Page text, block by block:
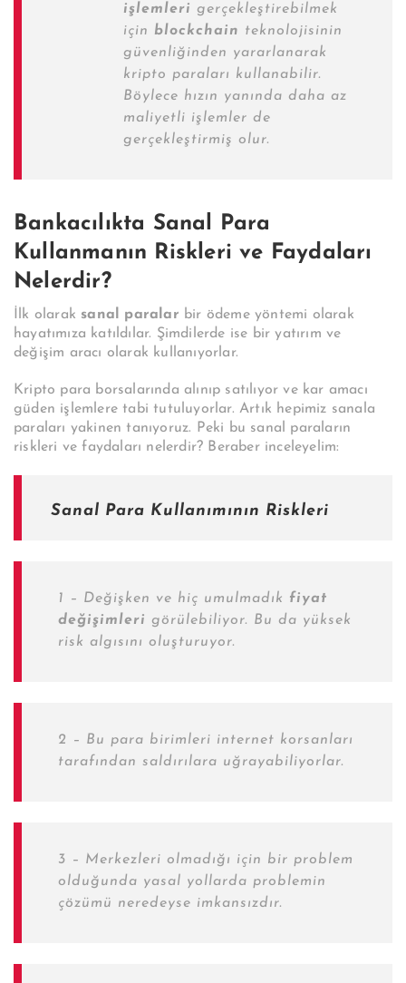
işlemleri gerçekleştirebilmek
için blockchain teknolojisinin
güvenliğinden yararlanarak
kripto paraları kullanabilir.
Böylece hızın yanında daha az
maliyetli işlemler de
gerçekleştirmiş olur.
Bankacılıkta Sanal Para
Kullanmanın Riskleri ve Faydaları
Nelerdir?
İlk olarak sanal paralar bir ödeme yöntemi olarak
hayatımıza katıldılar. Şimdilerde ise bir yatırım ve
değişim aracı olarak kullanıyorlar.
Kripto para borsalarında alınıp satılıyor ve kar amacı
güden işlemlere tabi tutuluyorlar. Artık hepimiz sanala
paraları yakinen tanıyoruz. Peki bu sanal paraların
riskleri ve faydaları nelerdir? Beraber inceleyelim:
Sanal Para Kullanımının Riskleri
1 – Değişken ve hiç umulmadık fiyat
değişimleri görülebiliyor. Bu da yüksek
risk algısını oluşturuyor.
2 – Bu para birimleri internet korsanları
tarafından saldırılara uğrayabiliyorlar.
3 – Merkezleri olmadığı için bir problem
olduğunda yasal yollarda problemin
çözümü neredeyse imkansızdır.